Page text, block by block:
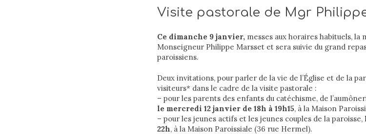
Visite pastorale de Mgr Philippe
Ce dimanche 9 janvier, messes aux horaires habituels, la
Monseigneur Philippe Marsset et sera suivie du grand
paroissiens.
Deux invitations, pour parler de la vie de l’Église et de la
visiteurs* dans le cadre de la visite pastorale :
– pour les parents des enfants du catéchisme, de
le mercredi 12 janvier de 18h à 19h15, à la Maison
– pour les jeunes actifs et les jeunes couples de la paroisse,
22h, à la Maison Paroissiale (36 rue Hermel).